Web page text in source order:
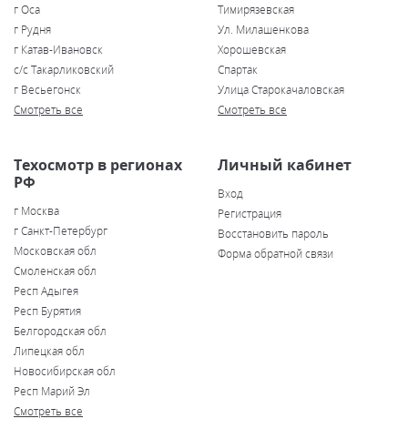
г Оса
г Рудня
г Катав-Ивановск
с/с Такарликовский
г Весьегонск
Смотреть все
Тимирязевская
Ул. Милашенкова
Хорошевская
Спартак
Улица Старокачаловская
Смотреть все
Техосмотр в регионах
РФ
г Москва
г Санкт-Петербург
Московская обл
Смоленская обл
Респ Адыгея
Респ Бурятия
Белгородская обл
Липецкая обл
Новосибирская обл
Респ Марий Эл
Смотреть все
Личный кабинет
Вход
Регистрация
Восстановить пароль
Форма обратной связи